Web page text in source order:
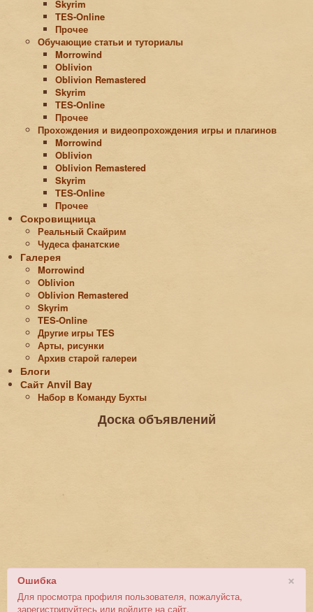
Skyrim
TES-Online
Прочее
Обучающие статьи и туториалы
Morrowind
Oblivion
Oblivion Remastered
Skyrim
TES-Online
Прочее
Прохождения и видеопрохождения игры и плагинов
Morrowind
Oblivion
Oblivion Remastered
Skyrim
TES-Online
Прочее
Сокровищница
Реальный Скайрим
Чудеса фанатские
Галерея
Morrowind
Oblivion
Oblivion Remastered
Skyrim
TES-Online
Другие игры TES
Арты, рисунки
Архив старой галереи
Блоги
Сайт Аnvil Вay
Набор в Команду Бухты
Доска объявлений
×
Ошибка
Для просмотра профиля пользователя, пожалуйста,
зарегистрируйтесь или войдите на сайт.